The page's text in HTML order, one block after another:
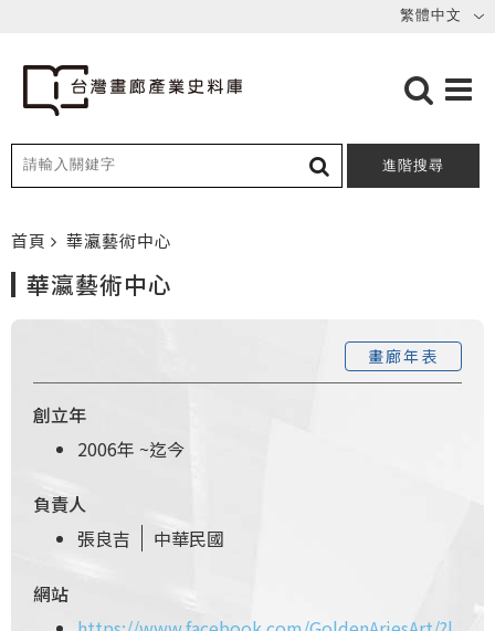
進階搜尋
首頁 華瀛藝術中心
華瀛藝術中心
畫廊年表
創立年
2006年 ~迄今
負責人
張良吉
中華民國
網站